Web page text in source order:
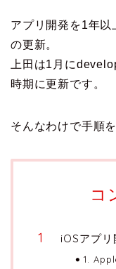
アプリ開発を1年
の更新。
上田は1月に
時期に更新です。
そんなわけで手順
コ
iOSアプ
1.